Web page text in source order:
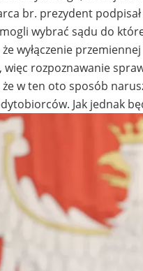
br. prezydent
wybrać sądu do
wyłączenie
więc rozpoznawanie
w ten oto sposób
Jak jednak